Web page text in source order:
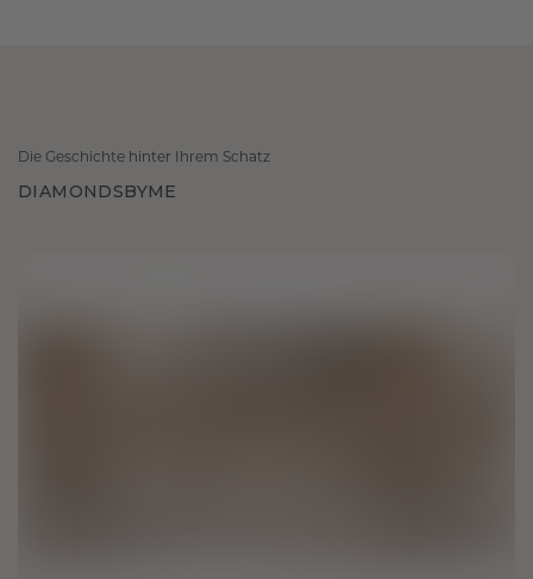
Die Geschichte hinter Ihrem Schatz
DIAMONDSBYME